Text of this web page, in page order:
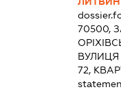
70500,
ВУЛИЦЯ
72,